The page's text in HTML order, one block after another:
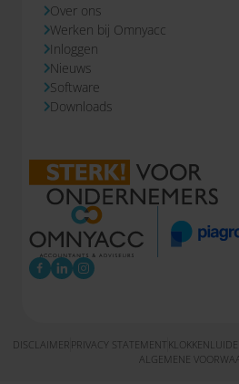
Over ons
Werken bij Omnyacc
Inloggen
Nieuws
Software
Downloads
DISCLAIMER PRIVACY STATEMENT
ALGEMENE